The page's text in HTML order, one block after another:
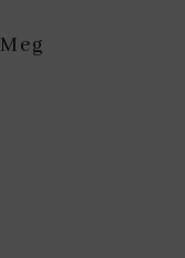
Meg